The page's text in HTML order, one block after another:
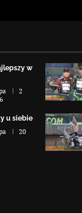
w
2
u siebie
20